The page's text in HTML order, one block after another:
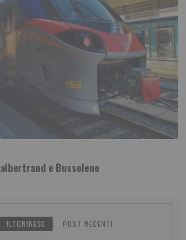
e Bussoleno
ILTORINESE POST RECENTI